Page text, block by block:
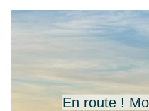
En route !